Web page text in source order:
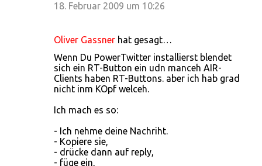
18. Februar 2009 um 10:26
Oliver Gassner hat gesagt…
Wenn Du PowerTwitter installierst blendet
sich ein RT-Button ein udn manceh AIR-
Clients haben RT-Buttons. aber ich hab grad
nicht inm KOpf welceh.
Ich mach es so:
- Ich nehme deine Nachriht.
- Kopiere sie,
- drücke dann auf reply,
- füge ein,